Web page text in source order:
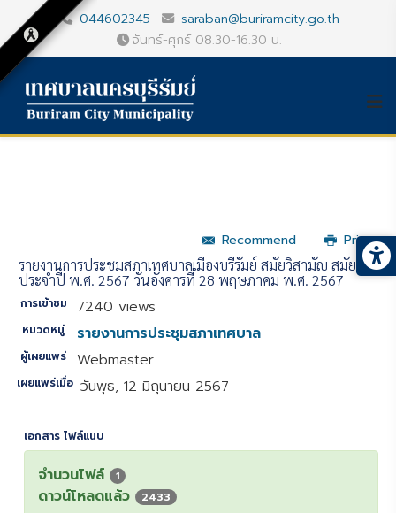
044602345
saraban@buriramcity.go.th
จันทร์-ศุกร์ 08.30-16.30 น.
Recommend
Print
รายงานการประชุมสภาเทศบาลเมืองบุรีรัมย์ สมัยวิสามัญ สมัยที่3
ประจำปี พ.ศ. 2567 วันอังคารที่ 28 พฤษภาคม พ.ศ. 2567
การเข้าชม 7240 views
หมวดหมู่ รายงานการประชุมสภาเทศบาล
ผู้เผยแพร่ Webmaster
เผยแพร่เมื่อ วันพุธ, 12 มิถุนายน 2567
เอกสาร ไฟล์แนบ
จำนวนไฟล์ 1
ดาวน์โหลดแล้ว 2433